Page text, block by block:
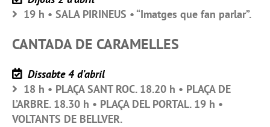
19 h • SALA PIRINEUS • “Imatges que fan parlar”.
CANTADA DE CARAMELLES
Dissabte 4 d’abril
18 h • PLAÇA SANT ROC. 18.20 h • PLAÇA DE
L’ARBRE. 18.30 h • PLAÇA DEL PORTAL. 19 h •
VOLTANTS DE BELLVER.